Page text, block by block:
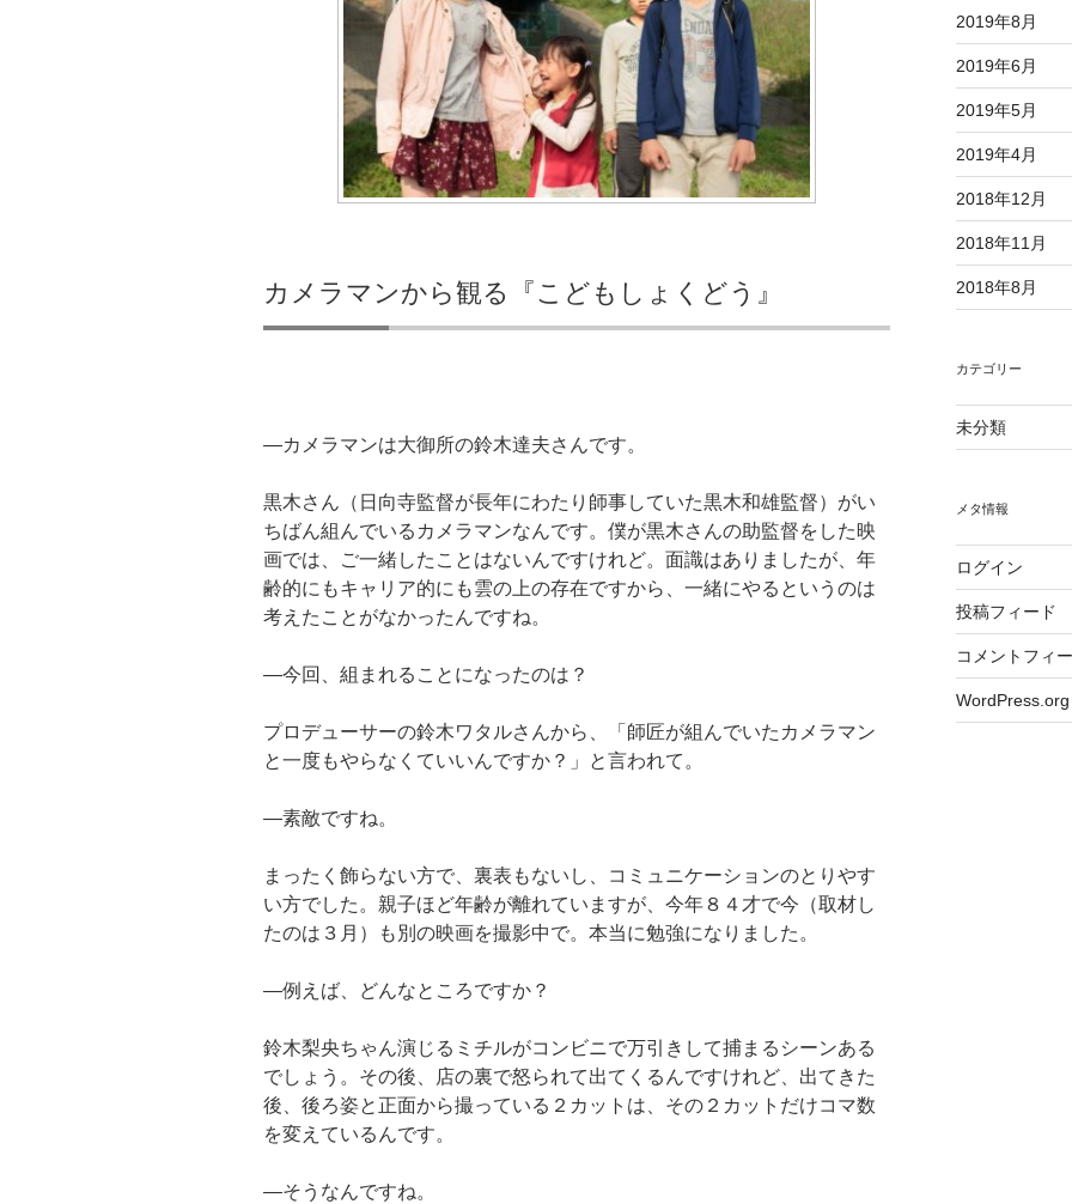
カメラマンから観る『こどもしょくどう』
―カメラマンは大御所の鈴木達夫さんです。
黒木さん（日向寺監督が長年にわたり師事していた黒木和雄監督）がい
ちばん組んでいるカメラマンなんです。僕が黒木さんの助監督をした映
画では、ご一緒したことはないんですけれど。面識はありましたが、年
齢的にもキャリア的にも雲の上の存在ですから、一緒にやるというのは
考えたことがなかったんですね。
―今回、組まれることになったのは？
プロデューサーの鈴木ワタルさんから、「師匠が組んでいたカメラマン
と一度もやらなくていいんですか？」と言われて。
―素敵ですね。
まったく飾らない方で、裏表もないし、コミュニケーションのとりやす
い方でした。親子ほど年齢が離れていますが、今年８４才で今（取材し
たのは３月）も別の映画を撮影中で。本当に勉強になりました。
―例えば、どんなところですか？
鈴木梨央ちゃん演じるミチルがコンビニで万引きして捕まるシーンある
でしょう。その後、店の裏で怒られて出てくるんですけれど、出てきた
後、後ろ姿と正面から撮っている２カットは、その２カットだけコマ数
を変えているんです。
―そうなんですね。
2019年8月
2019年6月
2019年5月
2019年4月
2018年12月
2018年11月
2018年8月
カテゴリー
未分類
メタ情報
ログイン
投稿フィード
コメントフィ
WordPress.org